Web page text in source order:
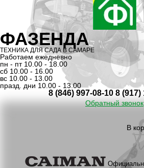
ФАЗЕНДА
ТЕХНИКА ДЛЯ САДА В САМАРЕ
Работаем ежедневно
пн - пт 10.00 - 18.00
сб 10.00 - 16.00
вс 10.00 - 13.00
празд. дни 10.00 - 13.00
8 (846) 997-08-10 8 (917)
Обратный звонок
В